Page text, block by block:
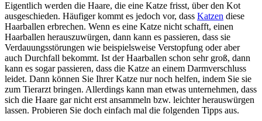
Eigentlich werden die Haare, die eine Katze frisst, über den Kot
ausgeschieden. Häufiger kommt es jedoch vor, dass Katzen diese
Haarballen erbrechen. Wenn es eine Katze nicht schafft, einen
Haarballen herauszuwürgen, dann kann es passieren, dass sie
Verdauungsstörungen wie beispielsweise Verstopfung oder aber
auch Durchfall bekommt. Ist der Haarballen schon sehr groß, dann
kann es sogar passieren, dass die Katze an einem Darmverschluss
leidet. Dann können Sie Ihrer Katze nur noch helfen, indem Sie sie
zum Tierarzt bringen. Allerdings kann man etwas unternehmen, dass
sich die Haare gar nicht erst ansammeln bzw. leichter herauswürgen
lassen. Probieren Sie doch einfach mal die folgenden Tipps aus.